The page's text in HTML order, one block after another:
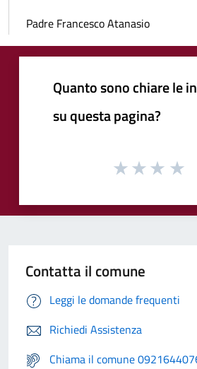
Padre Francesco Atanasio
Quanto sono chiare le
su questa pagina?
Contatta il comune
Leggi le domande frequenti
Richiedi Assistenza
Chiama il comune